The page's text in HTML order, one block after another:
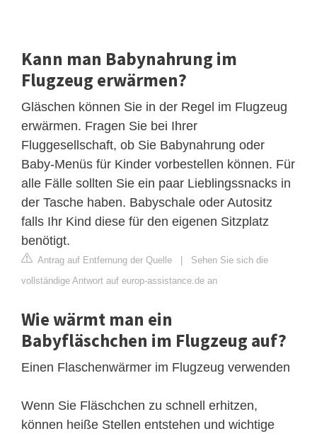
Kann man Babynahrung im
Flugzeug erwärmen?
Gläschen können Sie in der Regel im Flugzeug
erwärmen. Fragen Sie bei Ihrer
Fluggesellschaft, ob Sie Babynahrung oder
Baby-Menüs für Kinder vorbestellen können. Für
alle Fälle sollten Sie ein paar Lieblingssnacks in
der Tasche haben. Babyschale oder Autositz
falls Ihr Kind diese für den eigenen Sitzplatz
benötigt.
Antrag auf Entfernung der Quelle
Sehen Sie sich die
vollständige Antwort auf europ-assistance.de an
Wie wärmt man ein
Babyfläschchen im Flugzeug auf?
Einen Flaschenwärmer im Flugzeug verwenden
Wenn Sie Fläschchen zu schnell erhitzen,
können heiße Stellen entstehen und wichtige